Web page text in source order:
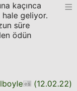
kaçınca
geliyor.
süre
ödün
(12.02.22)